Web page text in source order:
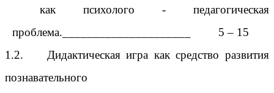
как психолого - педагогическая
проблема._____________________ 5 – 15
1.2. Дидактическая игра как средство развития
познавательного